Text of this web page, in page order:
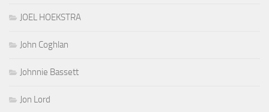
JOEL HOEKSTRA
John Coghlan
Johnnie Bassett
Jon Lord